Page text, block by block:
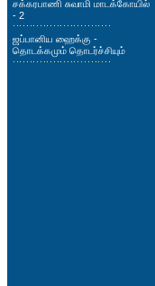
சக்கரபாணி சுவாமி மாடக்கோயில்
- 2
ஜப்பானிய ஹைக்கு -
தொடக்கமும் தொடர்ச்சியும்